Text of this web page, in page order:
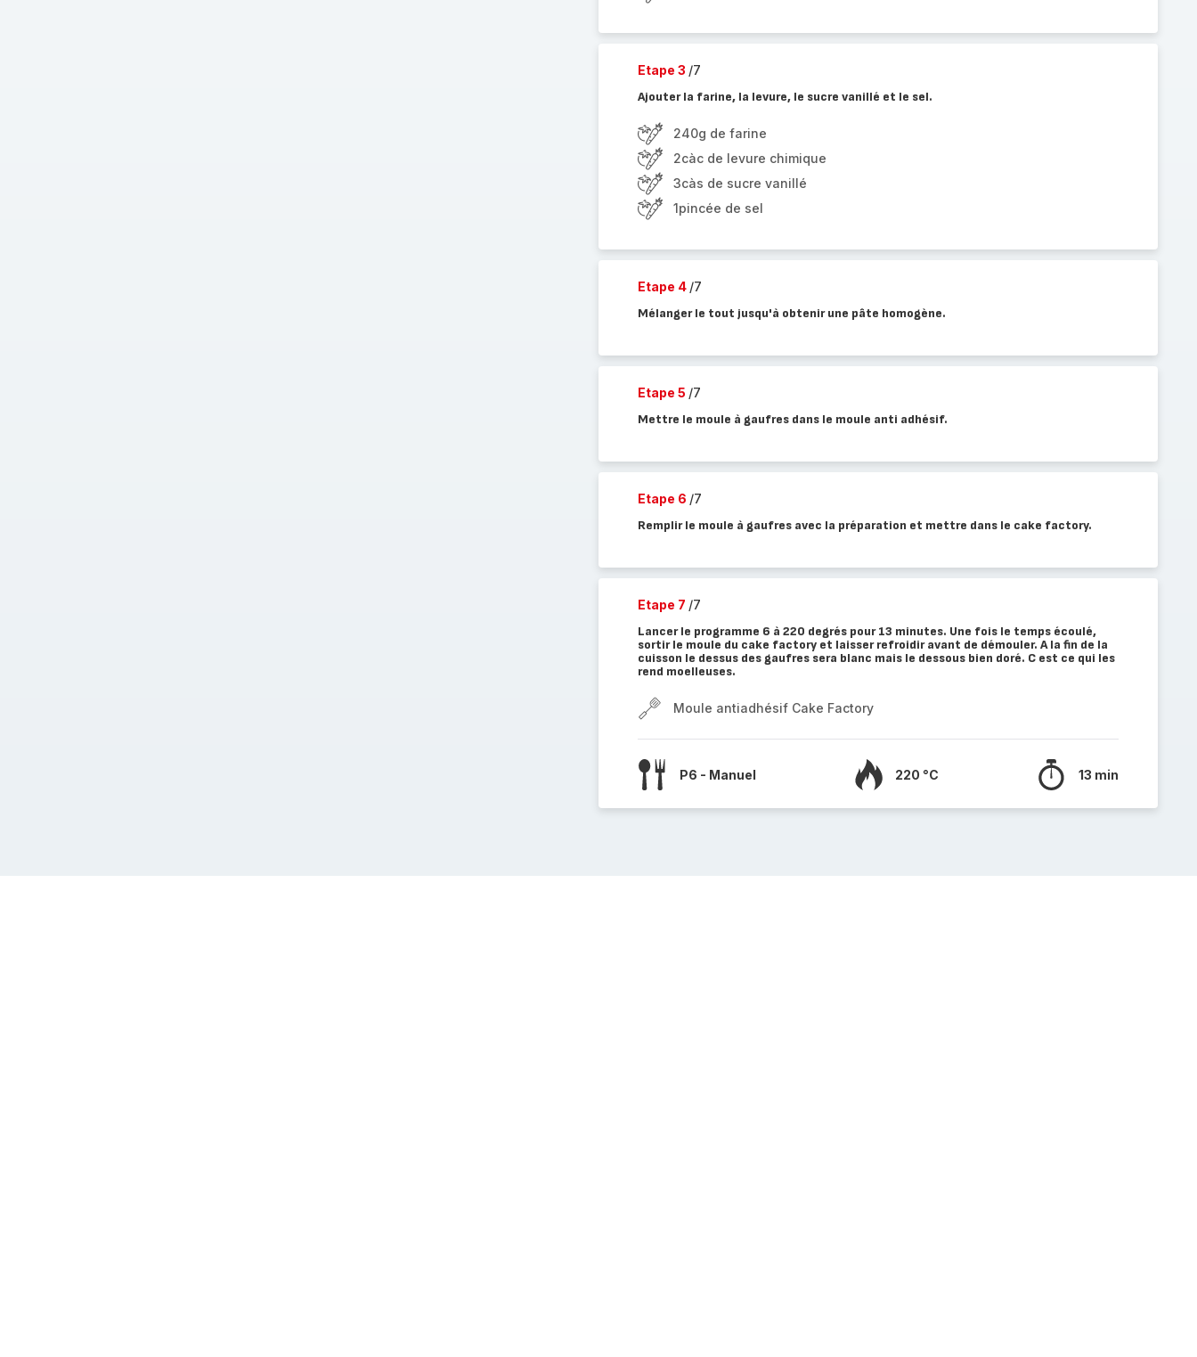
Etape 3 /7
Ajouter la farine, la levure, le sucre vanillé et le sel.
240g de farine
2càc de levure chimique
3càs de sucre vanillé
1pincée de sel
Etape 4 /7
Mélanger le tout jusqu'à obtenir une pâte homogène.
Etape 5 /7
Mettre le moule à gaufres dans le moule anti adhésif.
Etape 6 /7
Remplir le moule à gaufres avec la préparation et mettre dans le cake factory.
Etape 7 /7
Lancer le programme 6 à 220 degrés pour 13 minutes. Une fois le temps écoulé,
sortir le moule du cake factory et laisser refroidir avant de démouler. A la fin de la
cuisson le dessus des gaufres sera blanc mais le dessous bien doré. C est ce qui les
rend moelleuses.
Moule antiadhésif Cake Factory
P6 - Manuel 220 °C 13 min